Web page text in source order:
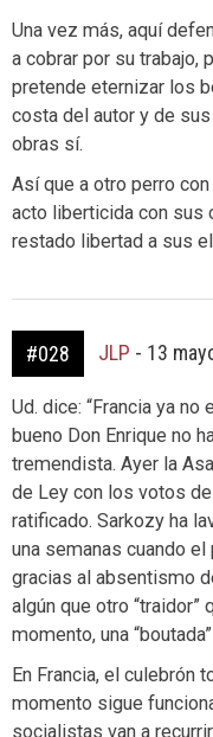
Una vez más, aquí
a cobrar por su trabajo,
pretende eternizar los
costa del autor y de
obras sí.
Así que a otro perro
acto liberticida con sus
restado libertad a sus
#028 JLP - 13
Ud. dice: “Francia ya
bueno Don Enrique no
tremendista. Ayer la
de Ley con los votos
ratificado. Sarkozy ha
una semanas cuando
gracias al absentismo
algún que otro “traidor”
momento, una
En Francia, el culebrón
momento sigue
socialistas van a